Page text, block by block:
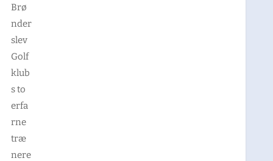
Brø
nder
slev
Golf
klub
s to
erfa
rne
træ
nere